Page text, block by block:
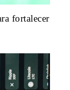
fortalecer